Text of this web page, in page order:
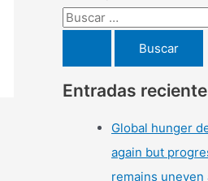
Entradas
Global hunger
again but
remains uneven